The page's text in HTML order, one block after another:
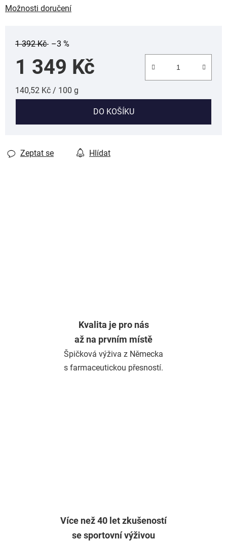
Možnosti doručení
1 392 Kč –3 %
1 349 Kč
Měrná cena:
140,52 Kč / 100 g
DO KOŠÍKU
Zeptat se Hlídat
Kvalita je pro nás
až na prvním místě
Špičková výživa z Německa
s farmaceutickou přesností.
Více než 40 let zkušeností
se sportovní výživou